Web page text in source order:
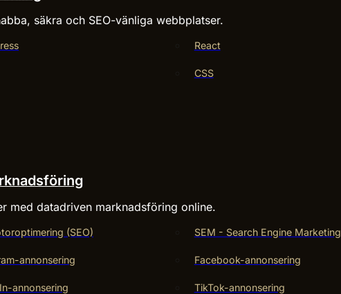
säkra och SEO-vänliga webbplatser.
React
CSS
med datadriven marknadsföring online.
(SEO) SEM - Search Engine Marketing
annonsering Facebook-annonsering
annonsering TikTok-annonsering